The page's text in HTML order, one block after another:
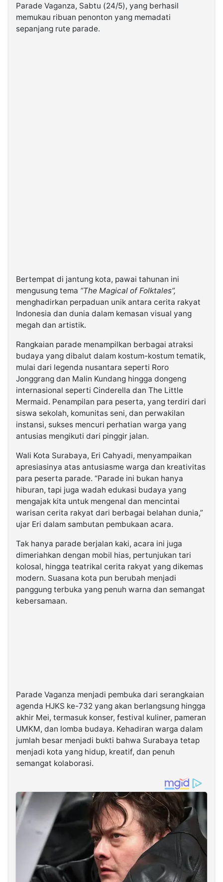
Kabarbaru.co
2026
Parade Vaganza, Sabtu (24/5), yang berhasil
memukau ribuan penonton yang memadati
sepanjang rute parade.
Bertempat di jantung kota, pawai tahunan ini
mengusung tema “The Magical of Folktales”,
menghadirkan perpaduan unik antara cerita rakyat
Indonesia dan dunia dalam kemasan visual yang
megah dan artistik.
Rangkaian parade menampilkan berbagai atraksi
budaya yang dibalut dalam kostum-kostum tematik,
mulai dari legenda nusantara seperti Roro
Jonggrang dan Malin Kundang hingga dongeng
internasional seperti Cinderella dan The Little
Mermaid. Penampilan para peserta, yang terdiri dari
siswa sekolah, komunitas seni, dan perwakilan
instansi, sukses mencuri perhatian warga yang
antusias mengikuti dari pinggir jalan.
Wali Kota Surabaya, Eri Cahyadi, menyampaikan
apresiasinya atas antusiasme warga dan kreativitas
para peserta parade. “Parade ini bukan hanya
hiburan, tapi juga wadah edukasi budaya yang
mengajak kita untuk mengenal dan mencintai
warisan cerita rakyat dari berbagai belahan dunia,”
ujar Eri dalam sambutan pembukaan acara.
Tak hanya parade berjalan kaki, acara ini juga
dimeriahkan dengan mobil hias, pertunjukan tari
kolosal, hingga teatrikal cerita rakyat yang dikemas
modern. Suasana kota pun berubah menjadi
panggung terbuka yang penuh warna dan semangat
kebersamaan.
Parade Vaganza menjadi pembuka dari serangkaian
agenda HJKS ke-732 yang akan berlangsung hingga
akhir Mei, termasuk konser, festival kuliner, pameran
UMKM, dan lomba budaya. Kehadiran warga dalam
jumlah besar menjadi bukti bahwa Surabaya tetap
menjadi kota yang hidup, kreatif, dan penuh
semangat kolaborasi.